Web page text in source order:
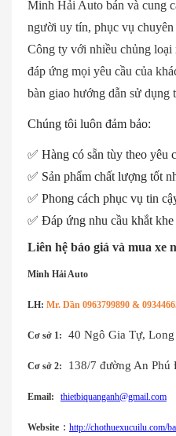
Minh Hải Auto bán và cung
người uy tín, phục vụ chuyên
Công ty với nhiều chủng
đáp ứng mọi yêu cầu của
bàn giao hướng dẫn sử dụng
Chúng tôi luôn đảm bảo:
✅ Hàng có sẵn tùy theo yêu
✅ Sản phẩm chất lượng tốt
✅ Phong cách phục vụ tin
✅ Đáp ứng nhu cầu khắt
Liên hệ báo giá và mua xe
Minh Hải Auto
LH: Mr. Dần 0963799890 &
Cơ sở 1: 40 Ngô Gia Tự,
Cơ sở 2: 138/7 đường An Phú
Email: thietbiquanganh@gmail.com
Website : http://chothuexucuilu.com/